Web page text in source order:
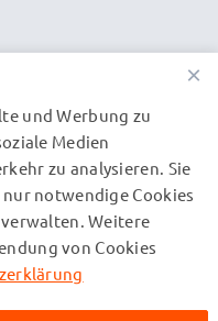
Ihre Akkus
Lebensdauer
Mehrwertsteuer und
Sie, dass alle
über unsere
×
und Werbung zu
Medien
zu analysieren. Sie
notwendige Cookies
Weitere
von Cookies